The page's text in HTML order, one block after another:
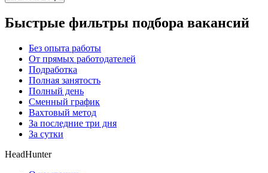
Быстрые фильтры подбора вакансий
Без опыта работы
От прямых работодателей
Подработка
Полная занятость
Полный день
Сменный график
Вахтовый метод
За последние три дня
За сутки
HeadHunter